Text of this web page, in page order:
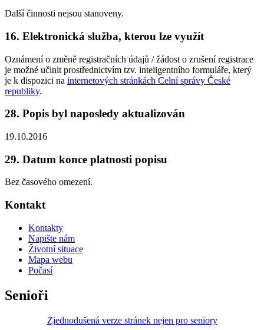
Další činnosti nejsou stanoveny.
16. Elektronická služba, kterou lze využít
Oznámení o změně registračních údajů / žádost o zrušení registrace
je možné učinit prostřednictvím tzv. inteligentního formuláře, který
je k dispozici na internetových stránkách Celní správy České
republiky.
28. Popis byl naposledy aktualizován
19.10.2016
29. Datum konce platnosti popisu
Bez časového omezení.
Kontakt
Kontakty
Napište nám
Životní situace
Mapa webu
Počasí
Senioři
Zjednodušená verze stránek nejen pro seniory